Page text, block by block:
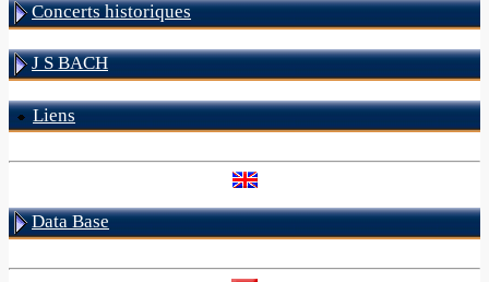
Concerts historiques
J S BACH
Liens
Data Base